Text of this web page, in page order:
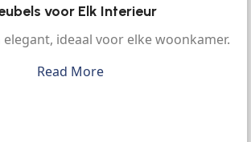
voor Elk Interieur
ideaal voor elke woonkamer.
Read More